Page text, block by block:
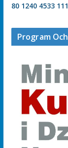
80 1240 4533
Program